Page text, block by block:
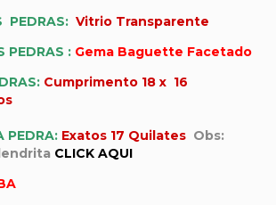
PEDRAS: Vitrio Transparente
PEDRAS : Gema Baguette Facetado
S: Cumprimento 18 x 16
PEDRA: Exatos 17 Quilates Obs:
CLICK AQUI